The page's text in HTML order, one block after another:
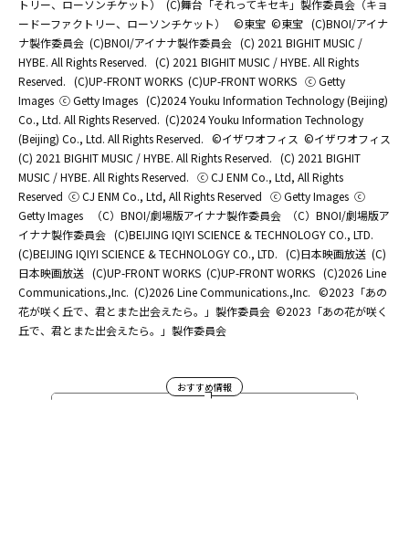
トリー、ローソンチケット）
(C)舞台「それってキセキ」製作委員会（キョ
ードーファクトリー、ローソンチケット）
©東宝 ©東宝 (C)BNOI/アイナ
ナ製作委員会 (C)BNOI/アイナナ製作委員会 (C) 2021 BIGHIT MUSIC /
HYBE. All Rights Reserved. (C) 2021 BIGHIT MUSIC / HYBE. All Rights
Reserved. (C)UP-FRONT WORKS (C)UP-FRONT WORKS ⓒ Getty
Images ⓒ Getty Images (C)2024 Youku Information Technology (Beijing)
Co., Ltd. All Rights Reserved. (C)2024 Youku Information Technology
(Beijing) Co., Ltd. All Rights Reserved. ©イザワオフィス ©イザワオフィス
(C) 2021 BIGHIT MUSIC / HYBE. All Rights Reserved. (C) 2021 BIGHIT
MUSIC / HYBE. All Rights Reserved. ⓒ CJ ENM Co., Ltd, All Rights
Reserved ⓒ CJ ENM Co., Ltd, All Rights Reserved ⓒ Getty Images ⓒ
Getty Images
（C）BNOI/劇場版アイナナ製作委員会
（C）BNOI/劇場版ア
イナナ製作委員会 (C)BEIJING IQIYI SCIENCE & TECHNOLOGY CO., LTD.
(C)BEIJING IQIYI SCIENCE & TECHNOLOGY CO., LTD. (C)日本映画放送 (C)
日本映画放送 (C)UP-FRONT WORKS (C)UP-FRONT WORKS (C)2026 Line
Communications.,Inc. (C)2026 Line Communications.,Inc. ©2023「あの
花が咲く丘で、君とまた出会えたら。」製作委員会 ©2023「あの花が咲く
丘で、君とまた出会えたら。」製作委員会
おすすめ情報